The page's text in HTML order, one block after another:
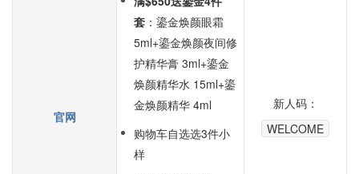
官网
套 ：鎏金焕颜眼霜
5ml+鎏金焕颜夜间修
护精华膏 3ml+鎏金
焕颜精华水 15ml+鎏
金焕颜精华 4ml
购物车自选选3件小
样
新人码：
WELCOME